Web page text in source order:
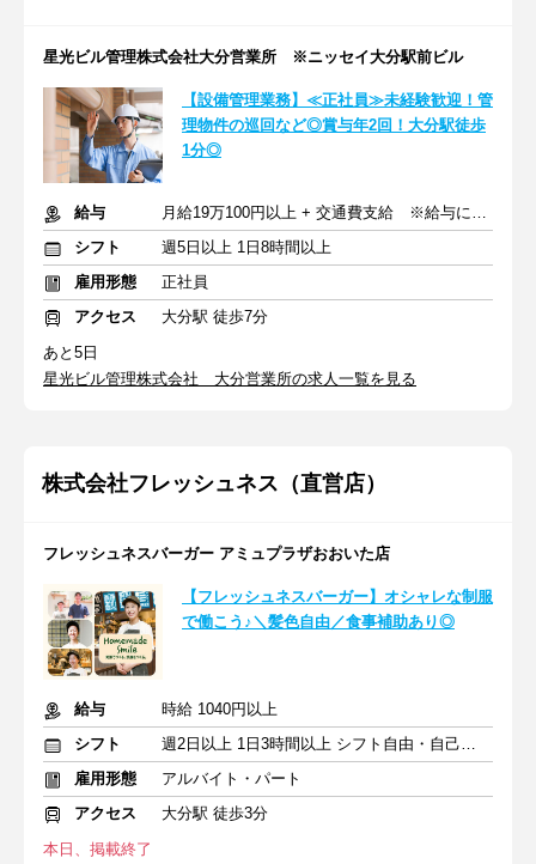
星光ビル管理株式会社大分営業所 ※ニッセイ大分駅前ビル
【設備管理業務】≪正社員≫未経験歓迎！管
理物件の巡回など◎賞与年2回！大分駅徒歩
1分◎
給与
月給19万100円以上 + 交通費支給 ※給与に固定手当含む
シフト
週5日以上 1日8時間以上
雇用形態
正社員
アクセス
大分駅 徒歩7分
あと5日
星光ビル管理株式会社 大分営業所の求人一覧を見る
株式会社フレッシュネス（直営店）
フレッシュネスバーガー アミュプラザおおいた店
【フレッシュネスバーガー】オシャレな制服
で働こう♪＼髪色自由／食事補助あり◎
給与
時給 1040円以上
シフト
週2日以上 1日3時間以上 シフト自由・自己申告
雇用形態
アルバイト・パート
アクセス
大分駅 徒歩3分
本日、掲載終了